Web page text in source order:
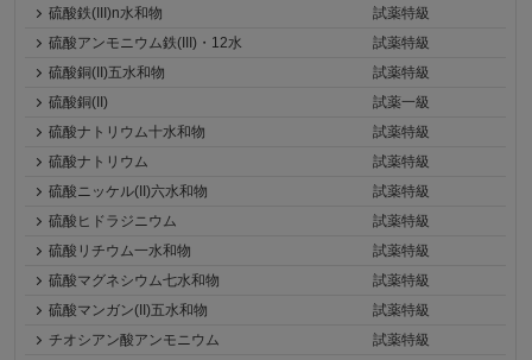
硫酸鉄(III)n水和物
試薬特級
硫酸アンモニウム鉄(III)・12水
試薬特級
硫酸銅(II)五水和物
試薬特級
硫酸銅(II)
試薬一級
硫酸ナトリウム十水和物
試薬特級
硫酸ナトリウム
試薬特級
硫酸ニッケル(II)六水和物
試薬特級
硫酸ヒドラジニウム
試薬特級
硫酸リチウム一水和物
試薬特級
硫酸マグネシウム七水和物
試薬特級
硫酸マンガン(II)五水和物
試薬特級
チオシアン酸アンモニウム
試薬特級